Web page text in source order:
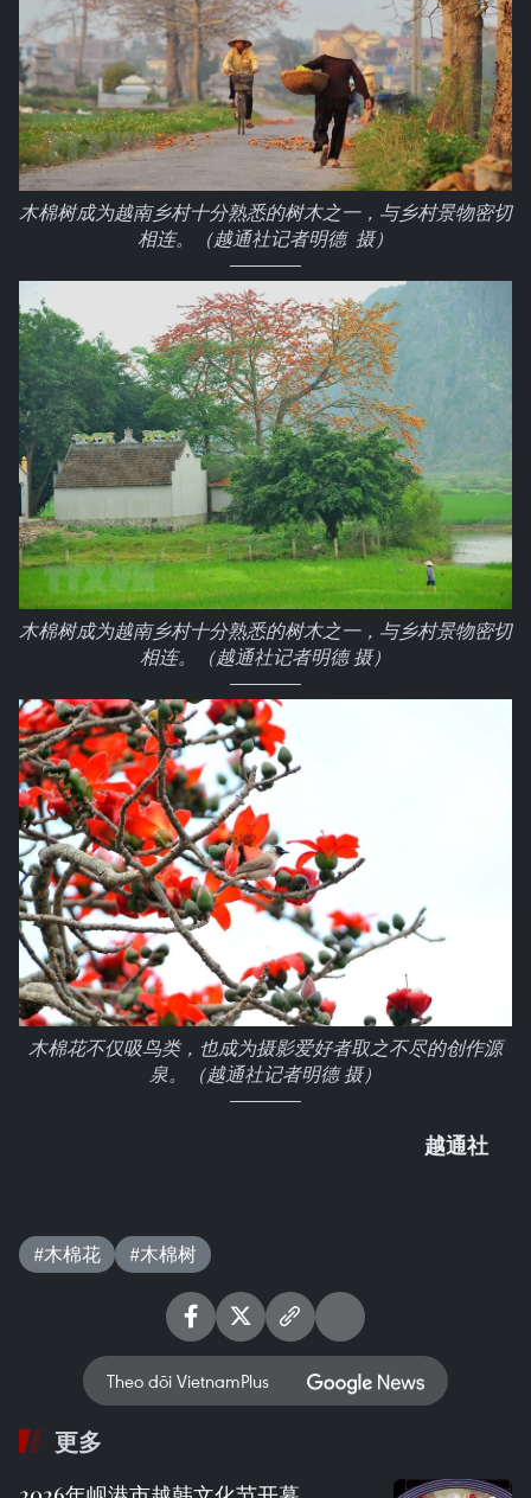
木棉树成为越南乡村十分熟悉的树木之一，与乡村景物密切
相连。（越通社记者明德 摄）
木棉树成为越南乡村十分熟悉的树木之一，与乡村景物密切
相连。（越通社记者明德 摄）
木棉花不仅吸鸟类，也成为摄影爱好者取之不尽的创作源
泉。（越通社记者明德 摄）
越通社
#木棉花 #木棉树
Theo dõi VietnamPlus
更多